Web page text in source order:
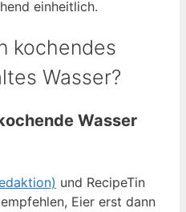
einheitlich.
kochendes
Wasser?
Wasser
und RecipeTin
Eier erst dann